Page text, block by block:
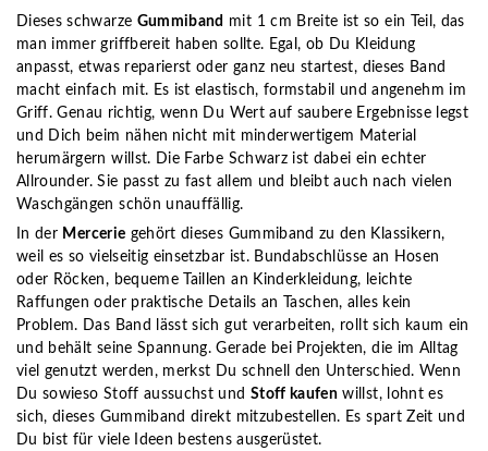
Dieses schwarze Gummiband mit 1 cm Breite ist so ein Teil, das
man immer griffbereit haben sollte. Egal, ob Du Kleidung
anpasst, etwas reparierst oder ganz neu startest, dieses Band
macht einfach mit. Es ist elastisch, formstabil und angenehm im
Griff. Genau richtig, wenn Du Wert auf saubere Ergebnisse legst
und Dich beim nähen nicht mit minderwertigem Material
herumärgern willst. Die Farbe Schwarz ist dabei ein echter
Allrounder. Sie passt zu fast allem und bleibt auch nach vielen
Waschgängen schön unauffällig.
In der Mercerie gehört dieses Gummiband zu den Klassikern,
weil es so vielseitig einsetzbar ist. Bundabschlüsse an Hosen
oder Röcken, bequeme Taillen an Kinderkleidung, leichte
Raffungen oder praktische Details an Taschen, alles kein
Problem. Das Band lässt sich gut verarbeiten, rollt sich kaum ein
und behält seine Spannung. Gerade bei Projekten, die im Alltag
viel genutzt werden, merkst Du schnell den Unterschied. Wenn
Du sowieso Stoff aussuchst und Stoff kaufen willst, lohnt es
sich, dieses Gummiband direkt mitzubestellen. Es spart Zeit und
Du bist für viele Ideen bestens ausgerüstet.